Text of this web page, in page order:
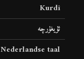
Kurdî
ئۇيغۇرچە
Nederlandse taal